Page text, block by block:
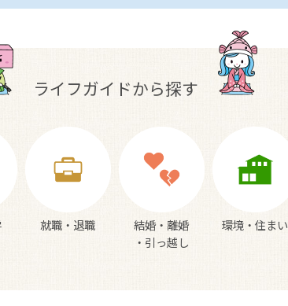
ライフガイドから探す
就職・退職
結婚・離婚
・引っ越し
環境・住まい